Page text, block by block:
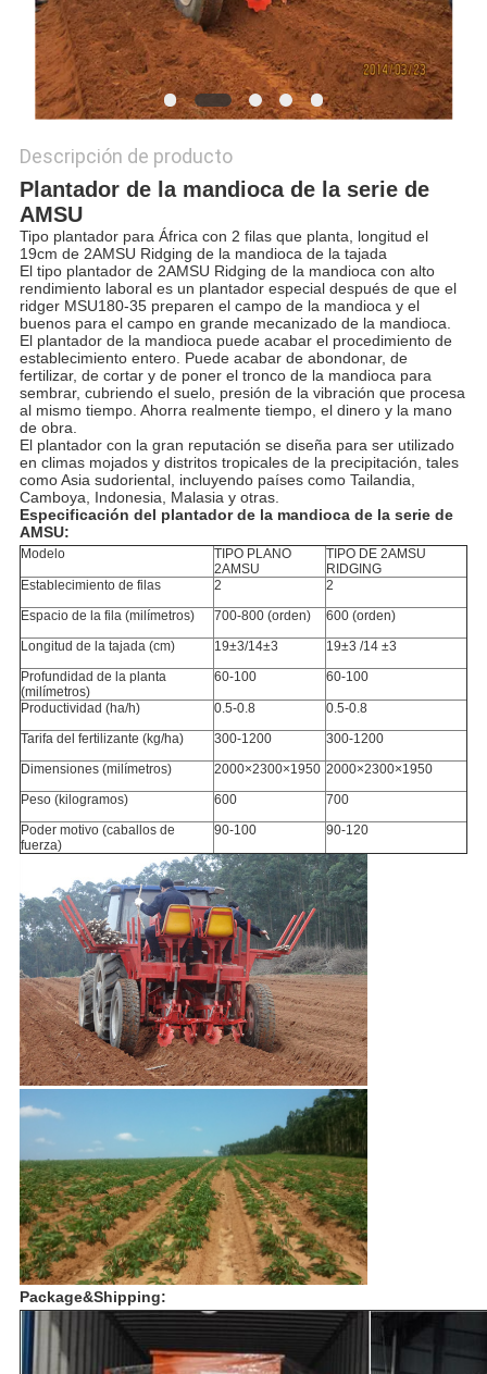
POLICY
Descripción de producto
Plantador de la mandioca de la serie de
AMSU
Tipo plantador para África con 2 filas que planta, longitud el
19cm de 2AMSU Ridging de la mandioca de la tajada
El tipo plantador de 2AMSU Ridging de la mandioca con alto
rendimiento laboral es un plantador especial después de que el
ridger MSU180-35 preparen el campo de la mandioca y el
buenos para el campo en grande mecanizado de la mandioca.
El plantador de la mandioca puede acabar el procedimiento de
establecimiento entero. Puede acabar de abondonar, de
fertilizar, de cortar y de poner el tronco de la mandioca para
sembrar, cubriendo el suelo, presión de la vibración que procesa
al mismo tiempo. Ahorra realmente tiempo, el dinero y la mano
de obra.
El plantador con la gran reputación se diseña para ser utilizado
en climas mojados y distritos tropicales de la precipitación, tales
como Asia sudoriental, incluyendo países como Tailandia,
Camboya, Indonesia, Malasia y otras.
Especificación del plantador de la mandioca de la serie de
AMSU:
Modelo
TIPO PLANO
2AMSU
TIPO DE 2AMSU
RIDGING
Establecimiento de filas
2
2
Espacio de la fila (milímetros)
700-800 (orden)
600 (orden)
Longitud de la tajada (cm)
19±3/14±3
19±3 /14 ±3
Profundidad de la planta
(milímetros)
60-100 60-100
Productividad (ha/h) 0.5-0.8
0.5-0.8
Tarifa del fertilizante (kg/ha)
300-1200
300-1200
Dimensiones (milímetros)
2000×2300×1950 2000×2300×1950
Peso (kilogramos)
600
700
Poder motivo (caballos de
fuerza)
90-100 90-120
Package&Shipping: